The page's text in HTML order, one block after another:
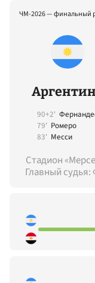
ЧМ-2026 — финальный
90+2'
79' Ромеро
83' Месси
Стадион
Главный